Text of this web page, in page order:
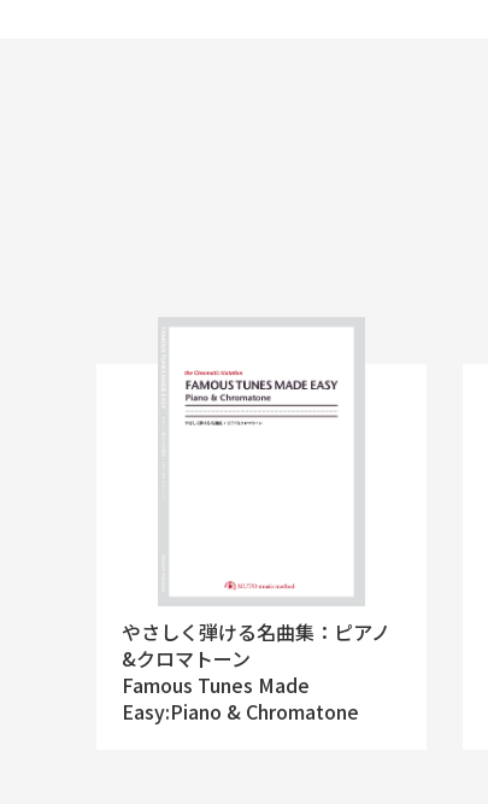
やさしく弾ける名曲集：ピアノ
&クロマトーン
Famous Tunes Made
Easy:Piano & Chromatone